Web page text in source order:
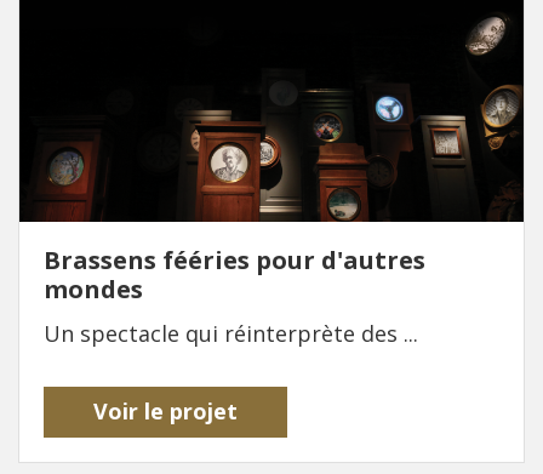
Brassens fééries pour d'autres
mondes
Un spectacle qui réinterprète des ...
Voir le projet